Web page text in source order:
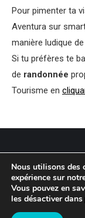
Pour pimenter ta
Aventura sur
manière ludique
Si tu préfères te
de randonnée
Tourisme en
Nous utilisons des
expérience sur
Vous pouvez en
les désactiver dans